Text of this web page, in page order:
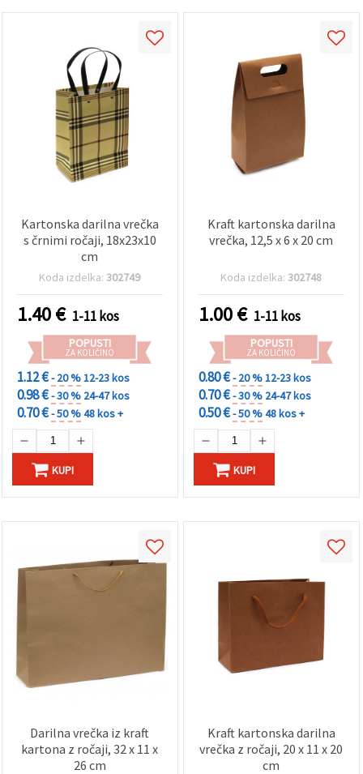
Kartonska darilna vrečka
s črnimi ročaji, 18x23x10
cm
Koda izdelka:302749
1.40€ 1-11 kos
POPUSTI
ZA KOLIČINO
1.12 €- 20 %12-23 kos
0.98 €- 30 % 24-47 kos
0.70 €- 50 %48 kos +
KUPI
Kraft kartonska darilna
vrečka, 12,5 x 6 x 20 cm
Koda izdelka:302748
1.00€ 1-11 kos
POPUSTI
ZA KOLIČINO
0.80 €- 20 %12-23 kos
0.70 €- 30 % 24-47 kos
0.50 €- 50 %48 kos +
KUPI
Darilna vrečka iz kraft
kartona z ročaji, 32 x 11 x
26 cm
Kraft kartonska darilna
vrečka z ročaji, 20 x 11 x 20
cm